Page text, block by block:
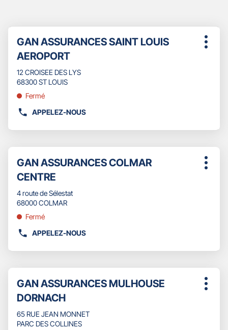
sur
touche
ENTRÉE
pour
plus
amples
informations
Point
de
vente
:
GAN ASSURANCES SAINT LOUIS
AEROPORT
12 CROISEE DES LYS
68300 ST LOUIS
Fermé
APPELEZ-NOUS
AFFICHER
DE
TÉLÉPHONE
DU
POINT
DE
VENTE
GAN
ASSURANCES
SAINT
LOUIS
AEROPORT
Plus
sur
touche
ENTRÉE
pour
plus
amples
informations
Point
de
vente
:
GAN ASSURANCES COLMAR
CENTRE
4 route de Sélestat
68000 COLMAR
Fermé
APPELEZ-NOUS
AFFICHER
DE
TÉLÉPHONE
DU
POINT
DE
VENTE
Plus
sur
touche
ENTRÉE
pour
Point
de
vente
:
GAN ASSURANCES MULHOUSE
DORNACH
65 RUE JEAN MONNET
PARC DES COLLINES
Plus